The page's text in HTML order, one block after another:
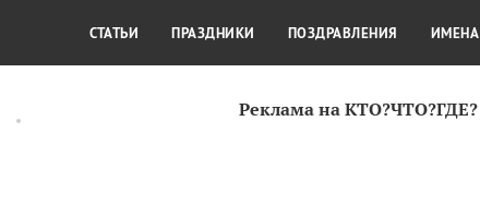
Реклама на КТО?ЧТО?ГДЕ?
КУЛЬТУРА КРАСОТА
СТАТЬИ ПРАЗДНИКИ ПОЗДРАВЛЕНИЯ ИМЕНА